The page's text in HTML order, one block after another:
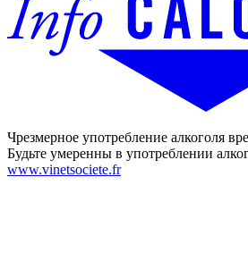
Чрезмерное употребление алкоголя
Будьте умеренны в употреблении
www.vinetsociete.fr